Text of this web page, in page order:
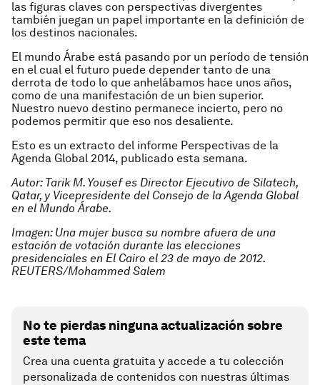
las figuras claves con perspectivas divergentes
también juegan un papel importante en la definición de
los destinos nacionales.
El mundo Árabe está pasando por un período de tensión
en el cual el futuro puede depender tanto de una
derrota de todo lo que anhelábamos hace unos años,
como de una manifestación de un bien superior.
Nuestro nuevo destino permanece incierto, pero no
podemos permitir que eso nos desaliente.
Esto es un extracto del informe Perspectivas de la
Agenda Global 2014, publicado esta semana.
Autor: Tarik M. Yousef es Director Ejecutivo de Silatech,
Qatar, y Vicepresidente del Consejo de la Agenda Global
en el Mundo Árabe.
Imagen: Una mujer busca su nombre afuera de una
estación de votación durante las elecciones
presidenciales en El Cairo el 23 de mayo de 2012.
REUTERS/Mohammed Salem
No te pierdas ninguna actualización sobre
este tema
Crea una cuenta gratuita y accede a tu colección
personalizada de contenidos con nuestras últimas